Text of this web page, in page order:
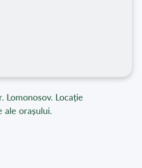
Lomonosov. Locație
orașului.